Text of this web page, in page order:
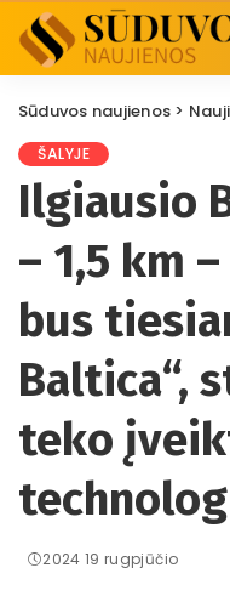
Sūduvos naujienos >
ŠALYJE
Ilgiausio
– 1,5 km
bus
Baltica“,
teko
2024 19 rugpjūčio